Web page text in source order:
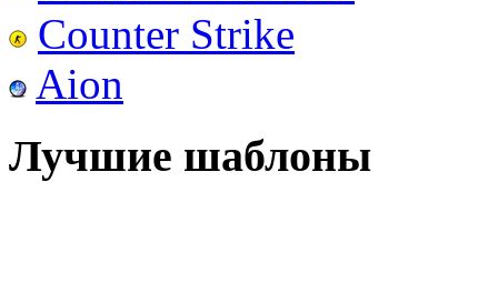
Counter Strike
Aion
Лучшие шаблоны